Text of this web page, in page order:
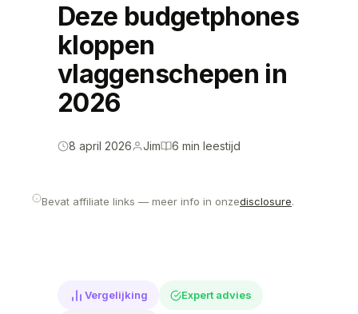
Deze budgetphones
kloppen
vlaggenschepen in
2026
8 april 2026 Jim 6 min leestijd
Bevat affiliate links — meer info in onzedisclosure.
Vergelijking Expert advies